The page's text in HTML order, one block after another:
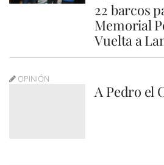
22 barcos
Memorial
Vuelta a
OPINIÓN
A Pedro el